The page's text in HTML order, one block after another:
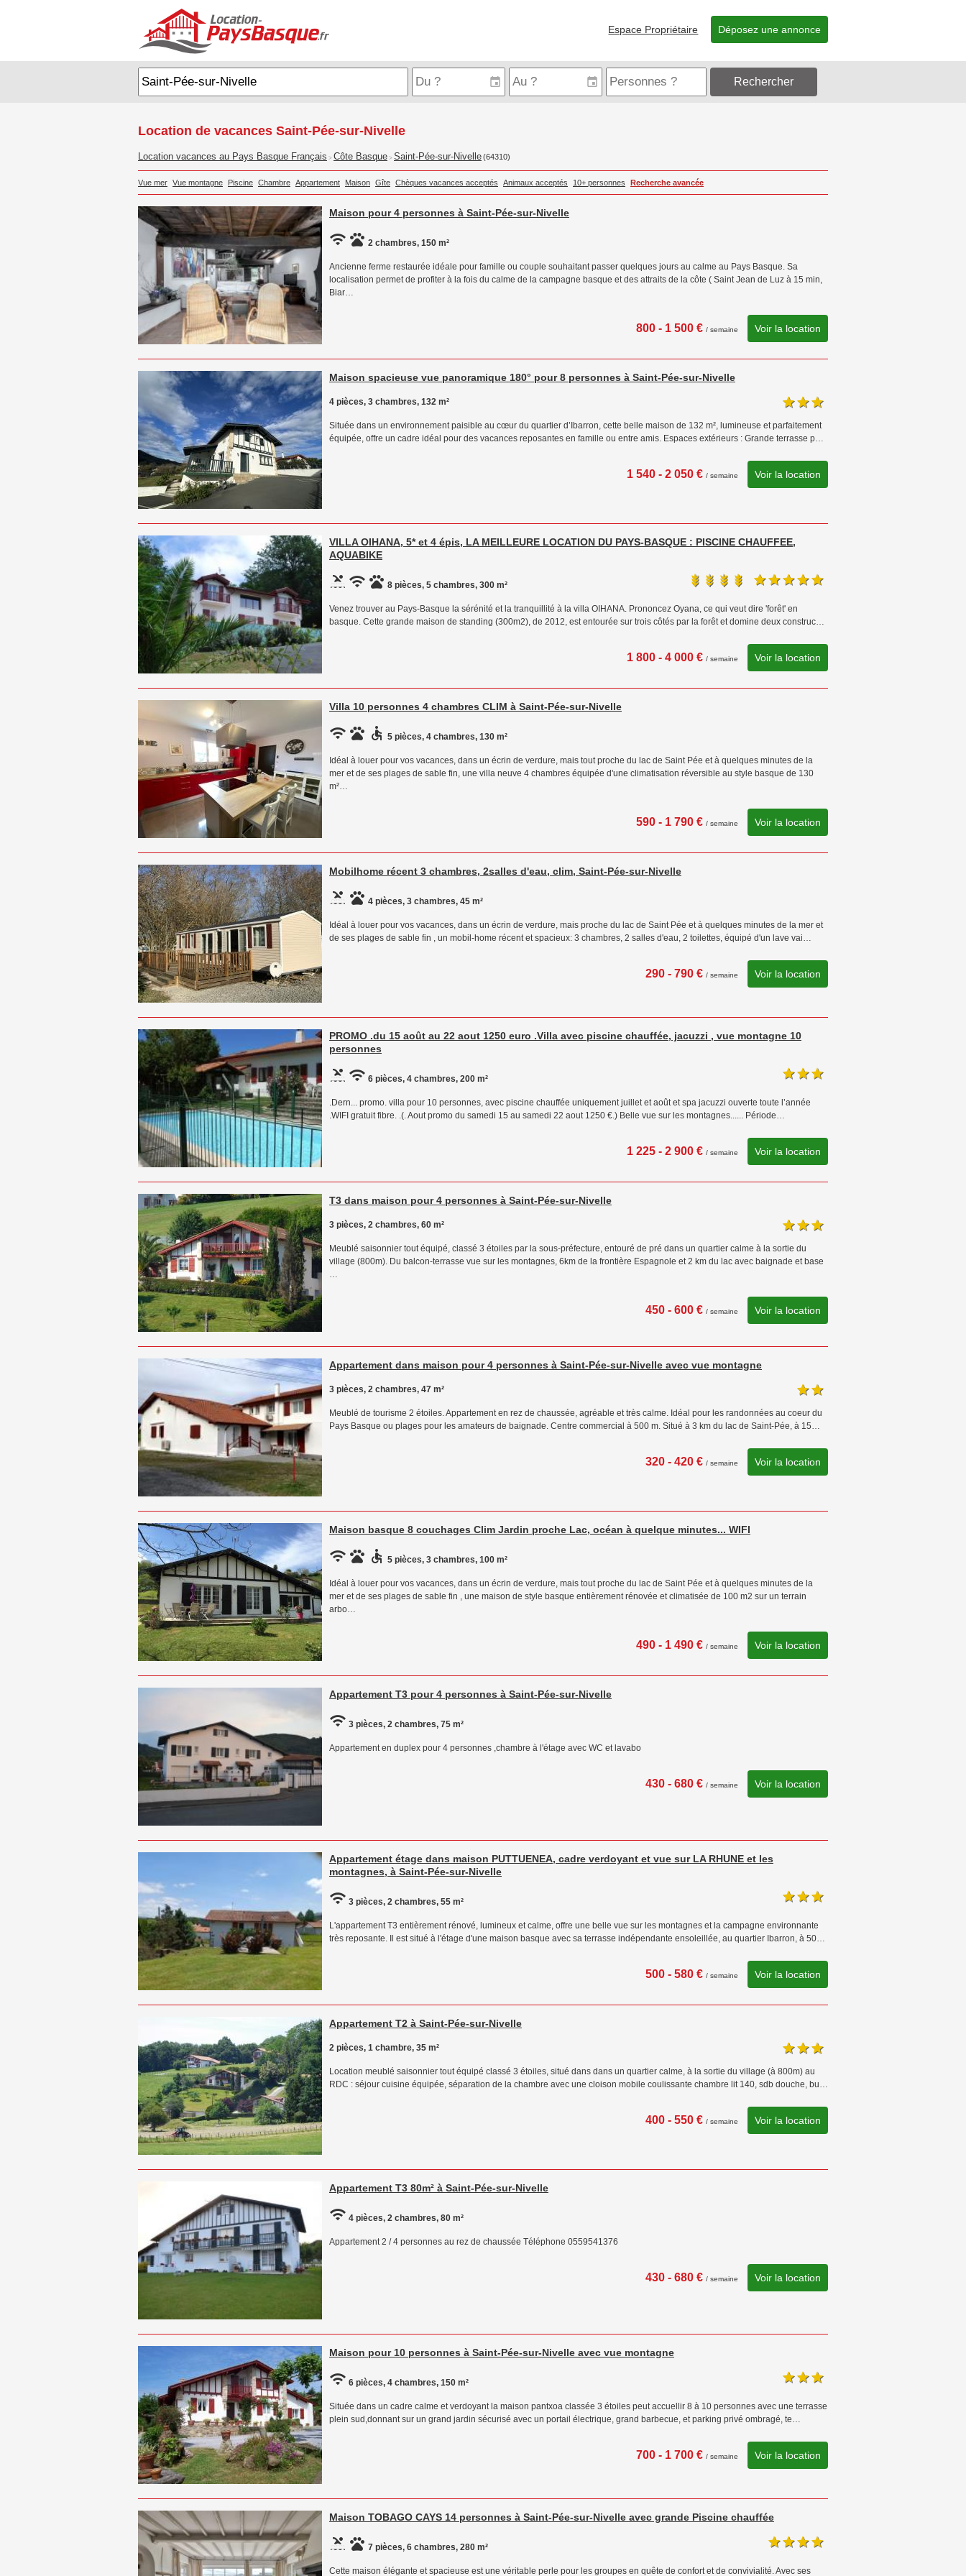
Espace Propriétaire Déposez une annonce
Rechercher
Location de vacances Saint-Pée-sur-Nivelle
Location vacances au Pays Basque Français > Côte Basque > Saint-Pée-sur-Nivelle(64310)
Vue mer Vue montagne Piscine Chambre Appartement Maison Gîte Chèques vacances acceptés Animaux acceptés 10+ personnes Recherche avancée
Maison pour 4 personnes à Saint-Pée-sur-Nivelle
2 chambres, 150 m²
Ancienne ferme restaurée idéale pour famille ou couple souhaitant passer quelques jours au calme au Pays Basque. Sa
localisation permet de profiter à la fois du calme de la campagne basque et des attraits de la côte ( Saint Jean de Luz à 15 min,
Biar…
800 - 1 500 € / semaine Voir la location
Maison spacieuse vue panoramique 180° pour 8 personnes à Saint-Pée-sur-Nivelle
4 pièces, 3 chambres, 132 m²
Située dans un environnement paisible au cœur du quartier d’Ibarron, cette belle maison de 132 m², lumineuse et parfaitement
équipée, offre un cadre idéal pour des vacances reposantes en famille ou entre amis. Espaces extérieurs : Grande terrasse p…
1 540 - 2 050 € / semaine Voir la location
VILLA OIHANA, 5* et 4 épis, LA MEILLEURE LOCATION DU PAYS-BASQUE : PISCINE CHAUFFEE,
AQUABIKE
8 pièces, 5 chambres, 300 m²
Venez trouver au Pays-Basque la sérénité et la tranquillité à la villa OIHANA. Prononcez Oyana, ce qui veut dire 'forêt' en
basque. Cette grande maison de standing (300m2), de 2012, est entourée sur trois côtés par la forêt et domine deux construc…
1 800 - 4 000 € / semaine Voir la location
Villa 10 personnes 4 chambres CLIM à Saint-Pée-sur-Nivelle
5 pièces, 4 chambres, 130 m²
Idéal à louer pour vos vacances, dans un écrin de verdure, mais tout proche du lac de Saint Pée et à quelques minutes de la
mer et de ses plages de sable fin, une villa neuve 4 chambres équipée d'une climatisation réversible au style basque de 130
m²…
590 - 1 790 € / semaine Voir la location
Mobilhome récent 3 chambres, 2salles d'eau, clim, Saint-Pée-sur-Nivelle
4 pièces, 3 chambres, 45 m²
Idéal à louer pour vos vacances, dans un écrin de verdure, mais proche du lac de Saint Pée et à quelques minutes de la mer et
de ses plages de sable fin , un mobil-home récent et spacieux: 3 chambres, 2 salles d'eau, 2 toilettes, équipé d'un lave vai…
290 - 790 € / semaine Voir la location
PROMO .du 15 août au 22 aout 1250 euro .Villa avec piscine chauffée, jacuzzi , vue montagne 10
personnes
6 pièces, 4 chambres, 200 m²
.Dern... promo. villa pour 10 personnes, avec piscine chauffée uniquement juillet et août et spa jacuzzi ouverte toute l’année
.WIFI gratuit fibre. .(. Aout promo du samedi 15 au samedi 22 aout 1250 €.) Belle vue sur les montagnes...... Période…
1 225 - 2 900 € / semaine Voir la location
T3 dans maison pour 4 personnes à Saint-Pée-sur-Nivelle
3 pièces, 2 chambres, 60 m²
Meublé saisonnier tout équipé, classé 3 étoiles par la sous-préfecture, entouré de pré dans un quartier calme à la sortie du
village (800m). Du balcon-terrasse vue sur les montagnes, 6km de la frontière Espagnole et 2 km du lac avec baignade et base
450 - 600 € / semaine Voir la location
Appartement dans maison pour 4 personnes à Saint-Pée-sur-Nivelle avec vue montagne
3 pièces, 2 chambres, 47 m²
Meublé de tourisme 2 étoiles. Appartement en rez de chaussée, agréable et très calme. Idéal pour les randonnées au coeur du
Pays Basque ou plages pour les amateurs de baignade. Centre commercial à 500 m. Situé à 3 km du lac de Saint-Pée, à 15…
320 - 420 € / semaine Voir la location
Maison basque 8 couchages Clim Jardin proche Lac, océan à quelque minutes... WIFI
5 pièces, 3 chambres, 100 m²
Idéal à louer pour vos vacances, dans un écrin de verdure, mais tout proche du lac de Saint Pée et à quelques minutes de la
mer et de ses plages de sable fin , une maison de style basque entièrement rénovée et climatisée de 100 m2 sur un terrain
arbo…
490 - 1 490 € / semaine Voir la location
Appartement T3 pour 4 personnes à Saint-Pée-sur-Nivelle
3 pièces, 2 chambres, 75 m²
Appartement en duplex pour 4 personnes ,chambre à l'étage avec WC et lavabo
430 - 680 € / semaine Voir la location
Appartement étage dans maison PUTTUENEA, cadre verdoyant et vue sur LA RHUNE et les
montagnes, à Saint-Pée-sur-Nivelle
3 pièces, 2 chambres, 55 m²
L'appartement T3 entièrement rénové, lumineux et calme, offre une belle vue sur les montagnes et la campagne environnante
très reposante. Il est situé à l'étage d'une maison basque avec sa terrasse indépendante ensoleillée, au quartier Ibarron, à 50…
500 - 580 € / semaine Voir la location
Appartement T2 à Saint-Pée-sur-Nivelle
2 pièces, 1 chambre, 35 m²
Location meublé saisonnier tout équipé classé 3 étoiles, situé dans dans un quartier calme, à la sortie du village (à 800m) au
RDC : séjour cuisine équipée, séparation de la chambre avec une cloison mobile coulissante chambre lit 140, sdb douche, bu…
400 - 550 € / semaine Voir la location
Appartement T3 80m² à Saint-Pée-sur-Nivelle
4 pièces, 2 chambres, 80 m²
Appartement 2 / 4 personnes au rez de chaussée Téléphone 0559541376
430 - 680 € / semaine Voir la location
Maison pour 10 personnes à Saint-Pée-sur-Nivelle avec vue montagne
6 pièces, 4 chambres, 150 m²
Située dans un cadre calme et verdoyant la maison pantxoa classée 3 étoiles peut accuellir 8 à 10 personnes avec une terrasse
plein sud,donnant sur un grand jardin sécurisé avec un portail électrique, grand barbecue, et parking privé ombragé, te…
700 - 1 700 € / semaine Voir la location
Maison TOBAGO CAYS 14 personnes à Saint-Pée-sur-Nivelle avec grande Piscine chauffée
7 pièces, 6 chambres, 280 m²
Cette maison élégante et spacieuse est une véritable perle pour les groupes en quête de confort et de convivialité. Avec ses